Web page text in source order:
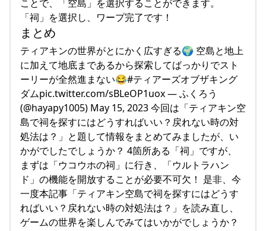
ことで、「空島」を選択することができます。
「祠」を選択し、ワープ完了です！
まとめ
ティアキンの世界がとにかく広すぎる🌍 空島と地上
に加えて地底まであるから探索してばっかりでスト
ーリーが全然進まない😂#ティアーズオブザキング
ダムpic.twitter.com/sBLeOP1uox — ふくろう
(@hayapy1005) May 15, 2023 今回は「ティアキン空
島で祠を探すにはどうすればいい？戻れない時の対
処法は？」と題して情報をまとめてみましたが、い
かがでしたでしょうか？ 4箇所ある「祠」ですが、
まずは「ウコウホの祠」に行き、「ウルトラハン
ド」の機能を開放することが必要不可欠！ 是非、今
一度本記事「ティアキン空島で祠を探すにはどうす
ればいい？戻れない時の対処法は？」を読み直し、
ゲームの世界を楽しんでみてはいかがでしょうか？